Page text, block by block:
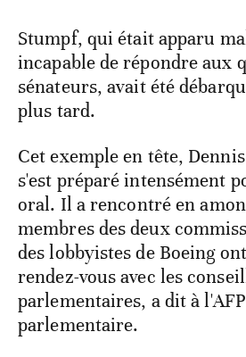
Stumpf, qui était apparu
incapable de répondre aux
sénateurs, avait été
plus tard.
Cet exemple en tête,
s'est préparé intensément
oral. Il a rencontré en
membres des deux
des lobbyistes de Boeing
rendez-vous avec les
parlementaires, a dit à
parlementaire.